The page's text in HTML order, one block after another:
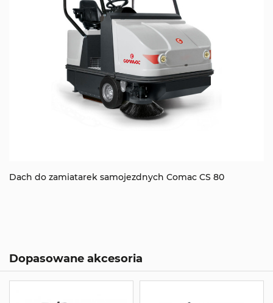
Dach do zamiatarek samojezdnych Comac CS 80
Dopasowane akcesoria